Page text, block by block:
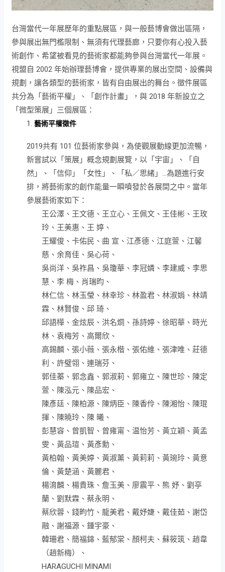
台灣當代一年展歷年的重點展區，與一般藝博會做出區隔，
參與展出無門檻限制、無須有代理藝廊，只要你有心投入藝
術創作、希望被看見的藝術家都能夠參與台灣當代一年展。
視盟自 2002 年始辦理藝博會，提供專業的展出空間、設備與
規劃，讓各類型的藝術家，皆有自由展出的舞台。徵件展區
共分為「藝術平權」、「創作計畫」，與 2018 年新設立之
「微型策展」三個展區：
藝術平權徵件
2019共有 101 位藝術家參與，為使觀展動線更加流暢，
新嘗試以「策展」概念規劃展覽，以「宇宙」、「自
然」、「信仰」「女性」、「私／思緒」…為題進行安
排，將藝術家的創作能量一瞬噴發於各展間之中。當年
參展藝術家如下：
王公澤、王文德、王立心、王佩文、王佳彬、王玫
玲、王美惠、王 婷、
王耀俊、卡佑民、曲 宣、江彥德、江庭萱、江馨
慈、余育佳、吳心荷、
吳尚洋、吳祚昌、吳瓊華、李冠嫾、李建威、李思
慧、李 梅、肖瑞昀、
林仁信、林玉瑩、林幸珍、林盈君、林淑娟、林靖
霖、林賢俊、邱 琦、
邱語樺、金炫辰、洪名烱、孫詩婷、徐昭華、時光
林、袁梅芳、高爾欣、
高錫麟、張小薇、張永楷、張佑維、張津唯、莊德
利、許璧翎、連瑞芬、
郭佳蓁、郭念鑫、郭淑莉、郭雍立、陳世珍、陳定
萱、陳泓元、陳品宏、
陳彥廷、陳柏源、陳炳臣、陳香伶、陳湘怡、陳琨
揮、陳曉玲、陳 曦、
彭慧容、曾凱智、曾雍甯、温怡芳、黃立穎、黃孟
雯、黃品瑄、黃彥勳、
黃柏翰、黃美婷、黃淑薰、黃莉莉、黃琬玲、黃意
倫、黃楚涵、黃麗君、
楊淯麟、楊貴珠、詹玉美、廖震平、熊 妤、劉亭
蘭、劉默霖、蔡永明、
蔡欣蓉、錢畇竹、龍美君、戴妤婕、戴佳茹、謝岱
融、謝福源、鍾宇豪、
韓珊君、簡福鋛、藍郁棠、顏柯夫、蘇筱筑、趙韋
（趙新梅）、
HARAGUCHI MINAMI